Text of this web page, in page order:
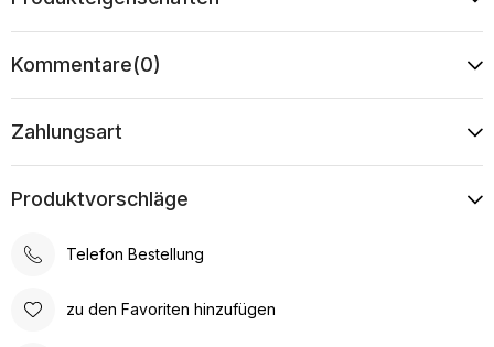
Kommentare(0)
Zahlungsart
Produktvorschläge
Telefon Bestellung
zu den Favoriten hinzufügen